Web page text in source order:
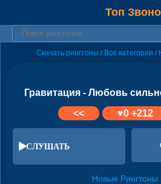
Топ
Скачать рингтоны / Все категории /
Гравитация - Любовь
<<
♥0+212
СЛУШАТЬ
Новые Рингтоны